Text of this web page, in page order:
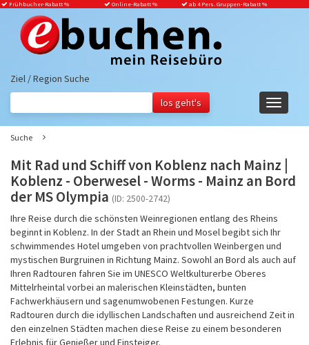
Frühbucher-Rabatt% Online-Rabatt % ab 4 Pers. Gruppen-Rabatt %
Ziel / Region Suche
Suche
Mit Rad und Schiff von Koblenz nach Mainz |
Koblenz - Oberwesel - Worms - Mainz an Bord
der MS Olympia (ID: 2500-2742)
Ihre Reise durch die schönsten Weinregionen entlang des Rheins
beginnt in Koblenz. In der Stadt an Rhein und Mosel begibt sich Ihr
schwimmendes Hotel umgeben von prachtvollen Weinbergen und
mystischen Burgruinen in Richtung Mainz. Sowohl an Bord als auch auf
Ihren Radtouren fahren Sie im UNESCO Weltkulturerbe Oberes
Mittelrheintal vorbei an malerischen Kleinstädten, bunten
Fachwerkhäusern und sagenumwobenen Festungen. Kurze
Radtouren durch die idyllischen Landschaften und ausreichend Zeit in
den einzelnen Städten machen diese Reise zu einem besonderen